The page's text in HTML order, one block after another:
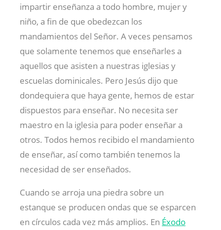
impartir enseñanza a todo hombre, mujer y
niño, a fin de que obedezcan los
mandamientos del Señor. A veces pensamos
que solamente tenemos que enseñarles a
aquellos que asisten a nuestras iglesias y
escuelas dominicales. Pero Jesús dijo que
dondequiera que haya gente, hemos de estar
dispuestos para enseñar. No necesita ser
maestro en la iglesia para poder enseñar a
otros. Todos hemos recibido el mandamiento
de enseñar, así como también tenemos la
necesidad de ser enseñados.
Cuando se arroja una piedra sobre un
estanque se producen ondas que se esparcen
en círculos cada vez más amplios. En Éxodo